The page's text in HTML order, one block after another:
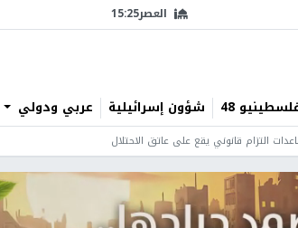
العصر15:25
48 شؤون إسرائيلية عربي ودولي
التزام قانوني يقع على عاتق الاحتلال